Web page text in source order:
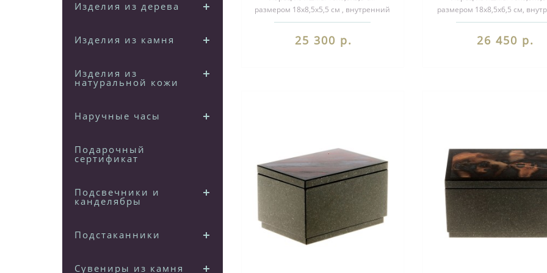
Изделия из дерева
Изделия из камня
Изделия из
натуральной кожи
Наручные часы
Подарочный
сертификат
Подсвечники и
канделябры
Подстаканники
Сувениры из камня
размером 18х8,5х5,5 см , внутренний
размер 16х7х2,5 см и весом 1000
г.Шк..
25 300 р.
размером 18х8,5х6,5 см,
размер 16х7х3 см и весом
г.Шкату..
26 450 р.